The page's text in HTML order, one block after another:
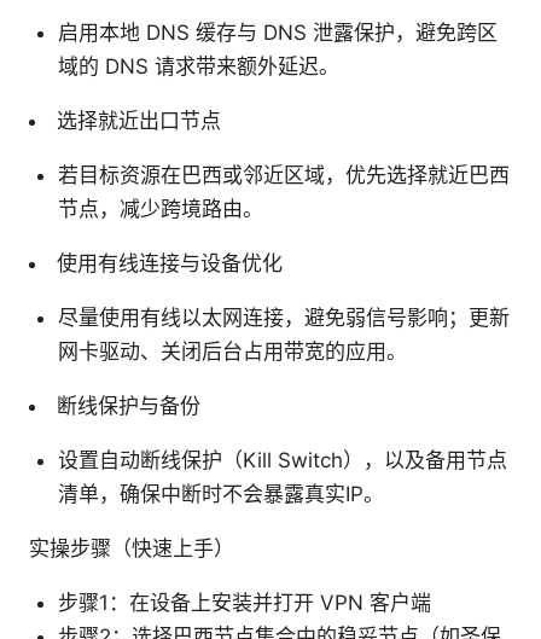
启用本地 DNS 缓存与 DNS 泄露保护，避免跨区
域的 DNS 请求带来额外延迟。
选择就近出口节点
若目标资源在巴西或邻近区域，优先选择就近巴西
节点，减少跨境路由。
使用有线连接与设备优化
尽量使用有线以太网连接，避免弱信号影响；更新
网卡驱动、关闭后台占用带宽的应用。
断线保护与备份
设置自动断线保护（Kill Switch），以及备用节点
清单，确保中断时不会暴露真实IP。
实操步骤（快速上手）
步骤1：在设备上安装并打开 VPN 客户端